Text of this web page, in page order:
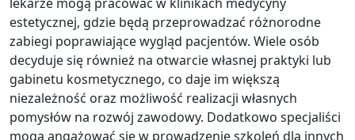
estetycznej, gdzie będą przeprowadzać różnorodne
zabiegi poprawiające wygląd pacjentów. Wiele osób
decyduje się również na otwarcie własnej praktyki lub
gabinetu kosmetycznego, co daje im większą
niezależność oraz możliwość realizacji własnych
pomysłów na rozwój zawodowy. Dodatkowo specjaliści
mogą angażować się w prowadzenie szkoleń dla innych